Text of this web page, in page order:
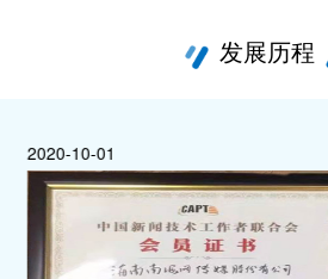
发展历程
2020-10-01